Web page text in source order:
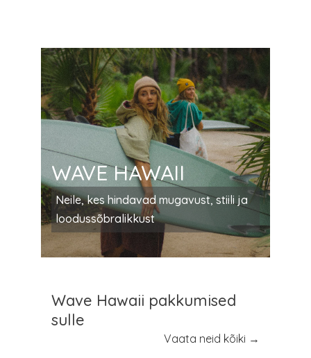
WAVE HAWAII
Neile, kes hindavad mugavust, stiili ja
loodussõbralikkust
Wave Hawaii pakkumised
sulle
Vaata neid kõiki →